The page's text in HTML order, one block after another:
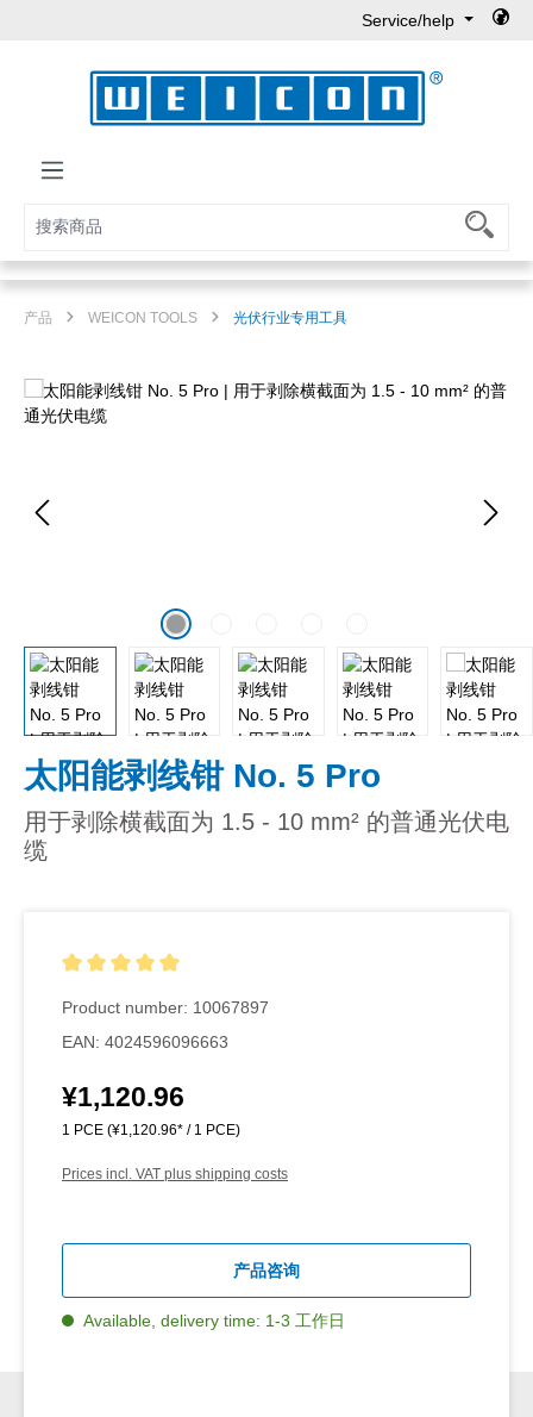
Service/help
产品 WEICON TOOLS 光伏行业专用工具
Skip image gallery
太阳能剥线钳 No. 5 Pro
用于剥除横截面为 1.5 - 10 mm² 的普通光伏电
缆
Product number: 10067897
EAN: 4024596096663
Regular price:
¥1,120.96
1 PCE (¥1,120.96* / 1 PCE)
Prices incl. VAT plus shipping costs
产品咨询
Available, delivery time: 1-3 工作日